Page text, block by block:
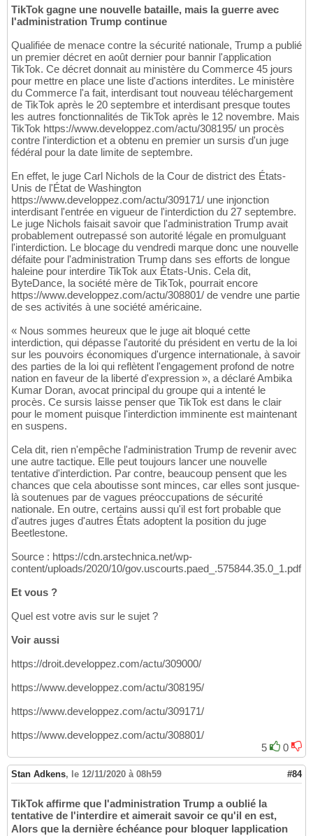
TikTok gagne une nouvelle bataille, mais la guerre avec
l'administration Trump continue
Qualifiée de menace contre la sécurité nationale, Trump a publié
un premier décret en août dernier pour bannir l'application
TikTok. Ce décret donnait au ministère du Commerce 45 jours
pour mettre en place une liste d'actions interdites. Le ministère
du Commerce l'a fait, interdisant tout nouveau téléchargement
de TikTok après le 20 septembre et interdisant presque toutes
les autres fonctionnalités de TikTok après le 12 novembre. Mais
TikTok https://www.developpez.com/actu/308195/ un procès
contre l'interdiction et a obtenu en premier un sursis d'un juge
fédéral pour la date limite de septembre.
En effet, le juge Carl Nichols de la Cour de district des États-
Unis de l'État de Washington
https://www.developpez.com/actu/309171/ une injonction
interdisant l'entrée en vigueur de l'interdiction du 27 septembre.
Le juge Nichols faisait savoir que l'administration Trump avait
probablement outrepassé son autorité légale en promulguant
l'interdiction. Le blocage du vendredi marque donc une nouvelle
défaite pour l'administration Trump dans ses efforts de longue
haleine pour interdire TikTok aux États-Unis. Cela dit,
ByteDance, la société mère de TikTok, pourrait encore
https://www.developpez.com/actu/308801/ de vendre une partie
de ses activités à une société américaine.
« Nous sommes heureux que le juge ait bloqué cette
interdiction, qui dépasse l'autorité du président en vertu de la loi
sur les pouvoirs économiques d'urgence internationale, à savoir
des parties de la loi qui reflètent l'engagement profond de notre
nation en faveur de la liberté d'expression », a déclaré Ambika
Kumar Doran, avocat principal du groupe qui a intenté le
procès. Ce sursis laisse penser que TikTok est dans le clair
pour le moment puisque l'interdiction imminente est maintenant
en suspens.
Cela dit, rien n'empêche l'administration Trump de revenir avec
une autre tactique. Elle peut toujours lancer une nouvelle
tentative d'interdiction. Par contre, beaucoup pensent que les
chances que cela aboutisse sont minces, car elles sont jusque-
là soutenues par de vagues préoccupations de sécurité
nationale. En outre, certains aussi qu'il est fort probable que
d'autres juges d'autres États adoptent la position du juge
Beetlestone.
Source : https://cdn.arstechnica.net/wp-
content/uploads/2020/10/gov.uscourts.paed_.575844.35.0_1.pdf
Et vous ?
Quel est votre avis sur le sujet ?
Voir aussi
https://droit.developpez.com/actu/309000/
https://www.developpez.com/actu/308195/
https://www.developpez.com/actu/309171/
https://www.developpez.com/actu/308801/
5
0
Stan Adkens, le 12/11/2020 à 08h59 #84
TikTok affirme que l'administration Trump a oublié la
tentative de l'interdire et aimerait savoir ce qu'il en est,
Alors que la dernière échéance pour bloquer lapplication